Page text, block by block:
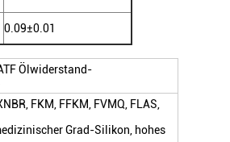
0.09±0.01
Ölwiderstand-
FKM, FFKM, FVMQ, FLAS,
Grad-Silikon, hohes